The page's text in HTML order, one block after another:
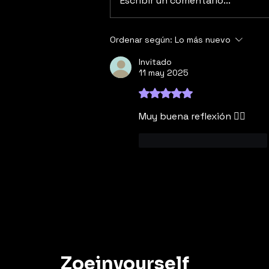
piensa”
Ordenar según: Lo más nuevo
Invitado
11 may 2025
Obtuvo 5 de 5 estrellas.
Muy buena reflexión 👍🏻
Zoeinyourself